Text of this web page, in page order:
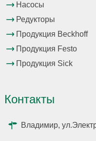
Насосы
Редукторы
Продукция Beckhoff
Продукция Festo
Продукция Sick
Контакты
Владимир,